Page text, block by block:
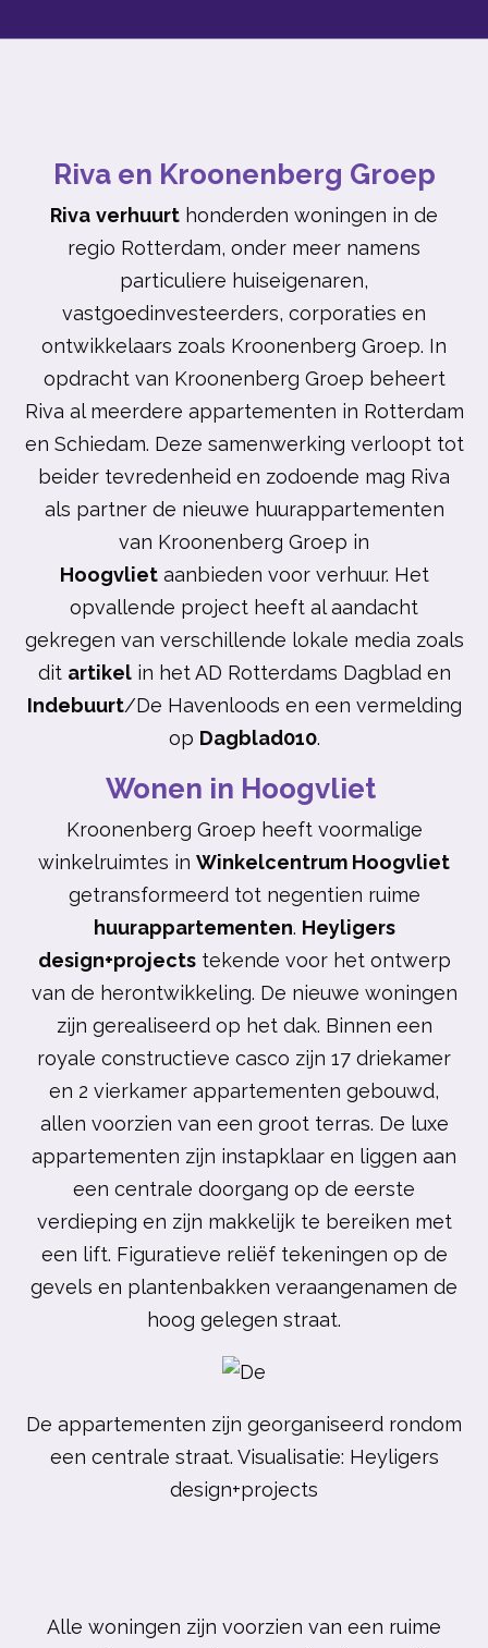
Riva en Kroonenberg Groep
Riva verhuurt honderden woningen in de
regio Rotterdam, onder meer namens
particuliere huiseigenaren,
vastgoedinvesteerders, corporaties en
ontwikkelaars zoals Kroonenberg Groep. In
opdracht van Kroonenberg Groep beheert
Riva al meerdere appartementen in Rotterdam
en Schiedam. Deze samenwerking verloopt tot
beider tevredenheid en zodoende mag Riva
als partner de nieuwe huurappartementen
van Kroonenberg Groep in
Hoogvlietaanbieden voor verhuur. Het
opvallende project heeft al aandacht
gekregen van verschillende lokale media zoals
dit artikelin het AD Rotterdams Dagblad en
Indebuurt/De Havenloods en een vermelding
op Dagblad010.
Wonen in Hoogvliet
Kroonenberg Groep heeft voormalige
winkelruimtes in Winkelcentrum Hoogvliet
getransformeerd tot negentien ruime
huurappartementen. Heyligers
design+projectstekende voor het ontwerp
van de herontwikkeling. De nieuwe woningen
zijn gerealiseerd op het dak. Binnen een
royale constructieve casco zijn 17 driekamer
en 2 vierkamer appartementen gebouwd,
allen voorzien van een groot terras. De luxe
appartementen zijn instapklaar en liggen aan
een centrale doorgang op de eerste
verdieping en zijn makkelijk te bereiken met
een lift. Figuratieve reliëf tekeningen op de
gevels en plantenbakken veraangenamen de
hoog gelegen straat.
De appartementen zijn georganiseerd rondom
een centrale straat. Visualisatie: Heyligers
design+projects
Alle woningen zijn voorzien van een ruime